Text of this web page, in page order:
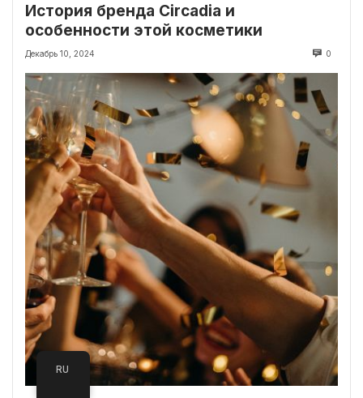
История бренда Circadia и
особенности этой косметики
Декабрь 10, 2024 0
RU